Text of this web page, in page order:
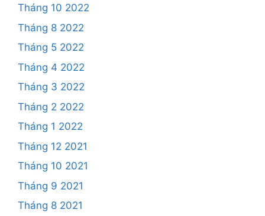
Tháng 10 2022
Tháng 8 2022
Tháng 5 2022
Tháng 4 2022
Tháng 3 2022
Tháng 2 2022
Tháng 1 2022
Tháng 12 2021
Tháng 10 2021
Tháng 9 2021
Tháng 8 2021